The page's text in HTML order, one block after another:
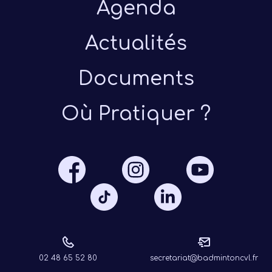
Agenda
Actualités
Documents
Où Pratiquer ?
02 48 65 52 80 secretariat@badmintoncvl.fr